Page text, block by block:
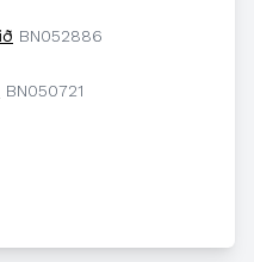
BN052886
BN050721